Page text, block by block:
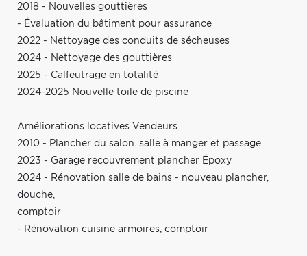
2018 - Nouvelles gouttières
- Évaluation du bâtiment pour assurance
2022 - Nettoyage des conduits de sécheuses
2024 - Nettoyage des gouttières
2025 - Calfeutrage en totalité
2024-2025 Nouvelle toile de piscine
Améliorations locatives Vendeurs
2010 - Plancher du salon. salle à manger et passage
2023 - Garage recouvrement plancher Époxy
2024 - Rénovation salle de bains - nouveau plancher,
douche,
comptoir
- Rénovation cuisine armoires, comptoir